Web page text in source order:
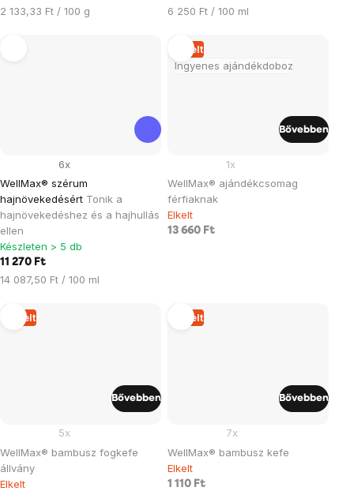
Egységár:
2 133,33 Ft / 100 g Egységár:
6 250 Ft / 100 ml
WellMax® szérum
hajnövekedésért Tonik a
hajnövekedéshez és a hajhullás
ellen
6x
Készleten > 5 db
11 270 Ft
Egységár:
14 087,50 Ft / 100 ml
Ingyenes ajándékdoboz
Elkelt
WellMax® ajándékcsomag
férfiaknak
1x
Elkelt
13 660 Ft
Bővebben
Elkelt
WellMax® bambusz fogkefe
állvány
5x
Elkelt
Bővebben
Elkelt
WellMax® bambusz kefe
7x
Elkelt
1 110 Ft
Bővebben